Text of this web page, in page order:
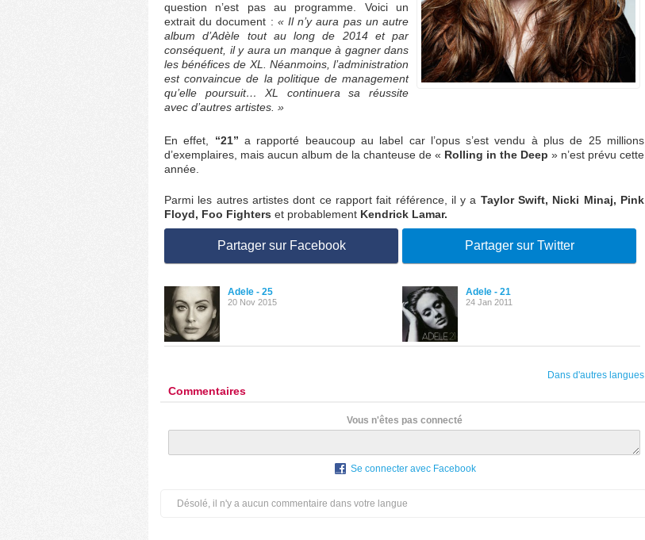
question n’est pas au programme. Voici un
extrait du document : « Il n’y aura pas un autre
album d’Adèle tout au long de 2014 et par
conséquent, il y aura un manque à gagner dans
les bénéfices de XL. Néanmoins, l’administration
est convaincue de la politique de management
qu’elle poursuit… XL continuera sa réussite
avec d’autres artistes. »
En effet, “21” a rapporté beaucoup au label car l’opus s’est vendu à plus de 25 millions
d’exemplaires, mais aucun album de la chanteuse de « Rolling in the Deep » n’est prévu cette
année.
Parmi les autres artistes dont ce rapport fait référence, il y a Taylor Swift, Nicki Minaj, Pink
Floyd, Foo Fighters et probablement Kendrick Lamar.
Partager sur Facebook Partager sur Twitter
Adele - 25
20 Nov 2015
Adele - 21
24 Jan 2011
Dans d'autres langues
Commentaires
Vous n'êtes pas connecté
Se connecter avec Facebook
Désolé, il n'y a aucun commentaire dans votre langue